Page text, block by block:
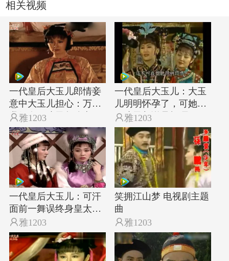
相关视频
一代皇后大玉儿郎情妾
意中大玉儿担心：万一
我们有了孩子怎么办
 雅1203
一代皇后大玉儿：大玉
儿明明怀孕了，可她为
了孩子却说是打嗝
 雅1203
一代皇后大玉儿：可汗
面前一舞误终身皇太极
看上了大玉儿
雅1203
笑拥江山梦 电视剧主题
曲
雅1203